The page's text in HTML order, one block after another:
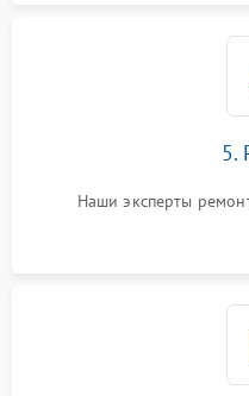
5.
Наши эксперты